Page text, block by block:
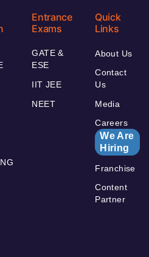
Entrance
Exams
GATE &
ESE
IIT JEE
NEET
Quick
Links
About Us
Contact
Us
Media
Careers
We Are
Hiring
Franchise
Content
Partner